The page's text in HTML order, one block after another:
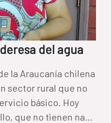
del agua
la Araucanía chilena
sector rural que no
básico. Hoy
que no tienen nada